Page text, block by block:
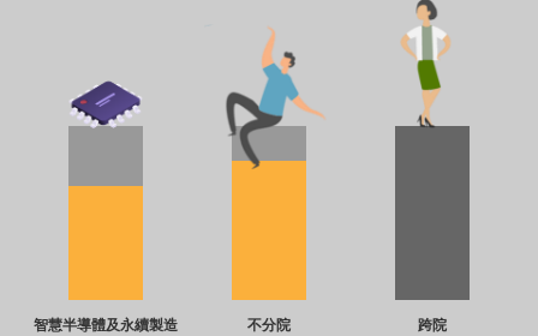
智慧半導體及永續製造
不分院 跨院